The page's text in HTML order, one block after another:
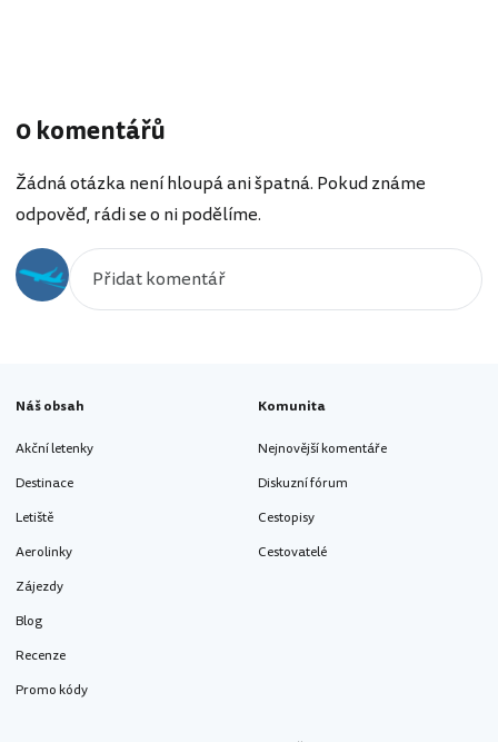
0 komentářů
Žádná otázka není hloupá ani špatná. Pokud známe
odpověď, rádi se o ni podělíme.
Náš obsah
Akční letenky
Destinace
Letiště
Aerolinky
Zájezdy
Blog
Recenze
Promo kódy
Komunita
Nejnovější komentáře
Diskuzní fórum
Cestopisy
Cestovatelé